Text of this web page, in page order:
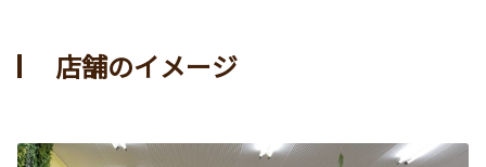
店舗のイメージ